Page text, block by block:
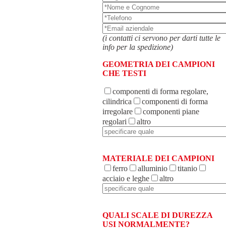
(i contatti ci servono per darti tutte le
info per la spedizione)
GEOMETRIA DEI CAMPIONI
CHE TESTI
componenti di forma regolare,
cilindrica
componenti di forma
irregolare
componenti piane
regolari
altro
MATERIALE DEI CAMPIONI
ferro
alluminio
titanio
acciaio e leghe
altro
QUALI SCALE DI DUREZZA
USI NORMALMENTE?